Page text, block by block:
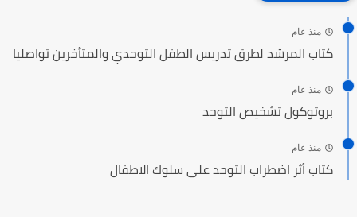
منذ عام
كتاب المرشد لطرق تدريس الطفل التوحدي والمتأخرين تواصليا
منذ عام
بروتوكول تشخيص التوحد
منذ عام
كتاب أثر اضطراب التوحد على سلوك الاطفال‎